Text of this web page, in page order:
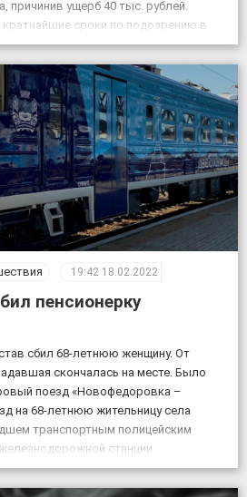
причинив ущерб 40 тыс. рублей.
сроки по подозрению в
задержаны двое […]
19:42 18.02.2022
пенсионерку
сбил 68-летнюю женщину. От
скончалась на месте. Было
поезд «Новофедоровка –
на 68-летнюю жительницу села
транспортным полицейским
станции
через железнодорожные
этого месте, но на сигналы,